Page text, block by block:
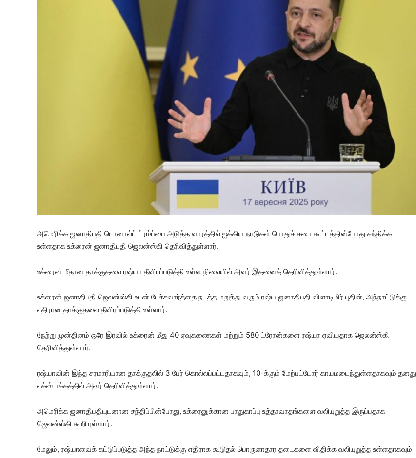
அமெரிக்க ஜனாதிபதி டொனால்ட் ட்ரம்ப்பை அடுத்த வாரத்தில் ஐக்கிய நாடுகள் பொதுச் சபை கூட்டத்தின்போது சந்திக்க
உள்ளதாக உக்ரைன் ஜனாதிபதி ஜெலன்ஸ்கி தெரிவித்துள்ளார்.
உக்ரைன் மீதான தாக்குதலை ரஷ்யா தீவிரப்படுத்தி உள்ள நிலையில் அவர் இதனைத் தெரிவித்துள்ளார்.
உக்ரைன் ஜனாதிபதி ஜெலன்ஸ்கி உடன் பேச்சுவார்த்தை நடத்த மறுத்து வரும் ரஷ்ய ஜனாதிபதி விளாடிமிர் புதின், அந்நாட்டுக்கு
எதிரான தாக்குதலை தீவிரப்படுத்தி உள்ளார்.
நேற்று முன்தினம் ஒரே இரவில் உக்ரைன் மீது 40 ஏவுகணைகள் மற்றும் 580 ட்ரோன்களை ரஷ்யா ஏவியதாக ஜெலன்ஸ்கி
தெரிவித்துள்ளார்.
ரஷ்யாவின் இந்த சரமாரியான தாக்குதலில் 3 பேர் கொல்லப்பட்டதாகவும், 10-க்கும் மேற்பட்டோர் காயமடைந்துள்ளதாகவும் தனது
எக்ஸ் பக்கத்தில் அவர் தெரிவித்துள்ளார்.
அமெரிக்க ஜனாதிபதியுடனான சந்திப்பின்போது, உக்ரைனுக்கான பாதுகாப்பு உத்தரவாதங்களை வலியுறுத்த இருப்பதாக
ஜெலன்ஸ்கி கூறியுள்ளார்.
மேலும், ரஷ்யாவைக் கட்டுப்படுத்த அந்த நாட்டுக்கு எதிராக கூடுதல் பொருளாதார தடைகளை விதிக்க வலியுறுத்த உள்ளதாகவும்